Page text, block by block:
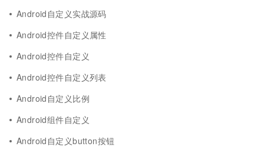
Android自定义实战源码
Android控件自定义属性
Android控件自定义
Android控件自定义列表
Android自定义比例
Android组件自定义
Android自定义button按钮